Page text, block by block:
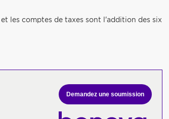
les comptes de taxes sont l'addition des six
Demandez une soumission